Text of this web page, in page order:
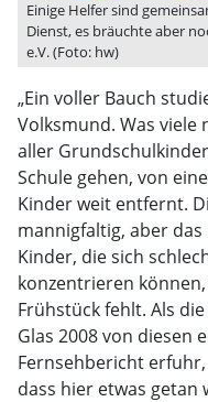
Einige Helfer sind
Dienst, es bräuchte aber
e.V. (Foto: hw)
„Ein voller Bauch
Volksmund. Was viele
aller
Schule gehen, von
Kinder weit entfernt.
mannigfaltig, aber
Kinder, die sich
konzentrieren
Frühstück fehlt. Als
Glas 2008 von diesen
Fernsehbericht
dass hier etwas getan